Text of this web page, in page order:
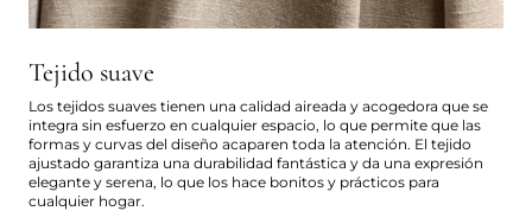
Tejido suave
Los tejidos suaves tienen una calidad aireada y acogedora que se
integra sin esfuerzo en cualquier espacio, lo que permite que las
formas y curvas del diseño acaparen toda la atención. El tejido
ajustado garantiza una durabilidad fantástica y da una expresión
elegante y serena, lo que los hace bonitos y prácticos para
cualquier hogar.